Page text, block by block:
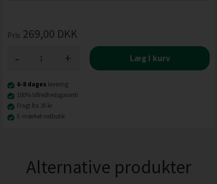
Pris 269,00 DKK
+
- Læg i kurv
6-8 dages levering
100% tilfredhedsgaranti
Fragt fra 35 kr
E-mærket netbutik
Alternative produkter